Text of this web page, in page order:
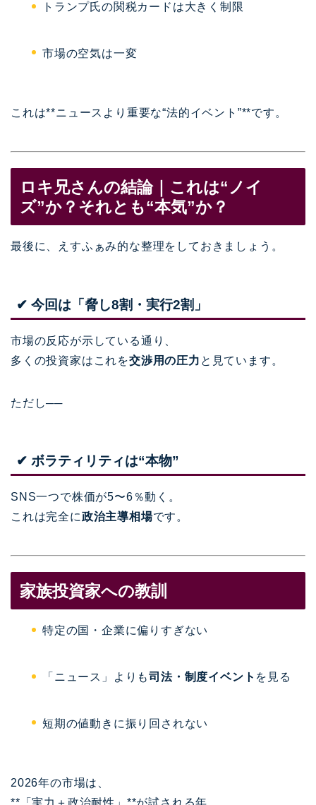
トランプ氏の関税カードは大きく制限
市場の空気は一変
これは**ニュースより重要な“法的イベント”**です。
ロキ兄さんの結論｜これは“ノイ
ズ”か？それとも“本気”か？
最後に、えすふぁみ的な整理をしておきましょう。
✔ 今回は「脅し8割・実行2割」
市場の反応が示している通り、
多くの投資家はこれを交渉用の圧力 と見ています。
ただし──
✔ ボラティリティは“本物”
SNS一つで株価が5〜6％動く。
これは完全に政治主導相場です。
家族投資家への教訓
特定の国・企業に偏りすぎない
「ニュース」よりも司法・制度イベント を見る
短期の値動きに振り回されない
2026年の市場は、
**「実力＋政治耐性」**が試される年。